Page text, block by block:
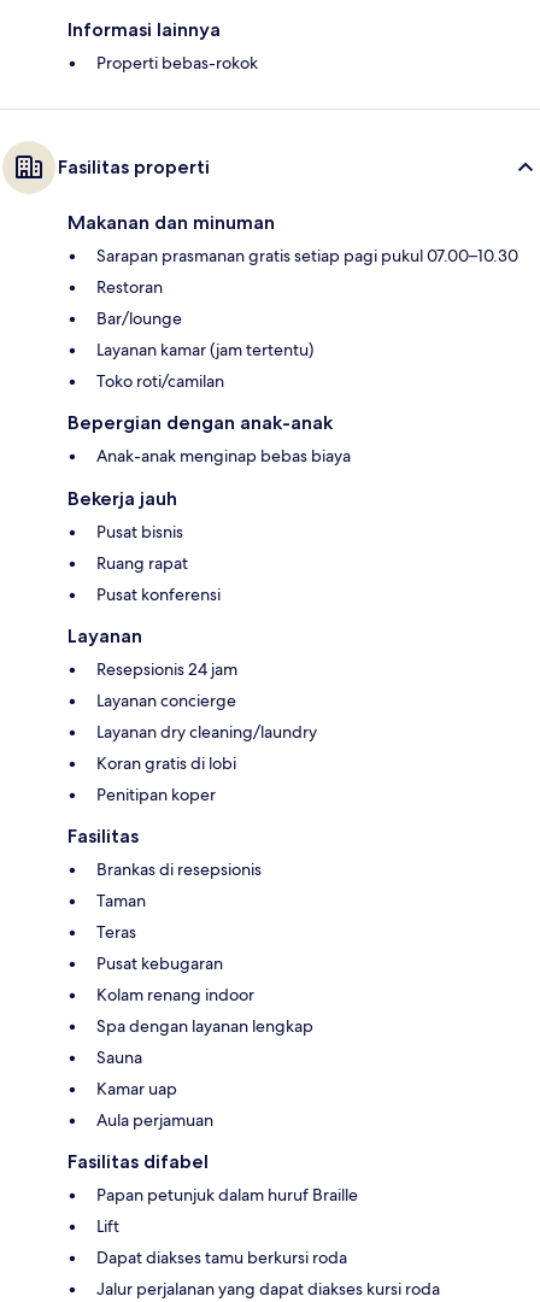
Informasi lainnya
Properti bebas-rokok
Fasilitas properti
Makanan dan minuman
Sarapan prasmanan gratis setiap pagi pukul 07.00–10.30
Restoran
Bar/lounge
Layanan kamar (jam tertentu)
Toko roti/camilan
Bepergian dengan anak-anak
Anak-anak menginap bebas biaya
Bekerja jauh
Pusat bisnis
Ruang rapat
Pusat konferensi
Layanan
Resepsionis 24 jam
Layanan concierge
Layanan dry cleaning/laundry
Koran gratis di lobi
Penitipan koper
Fasilitas
Brankas di resepsionis
Taman
Teras
Pusat kebugaran
Kolam renang indoor
Spa dengan layanan lengkap
Sauna
Kamar uap
Aula perjamuan
Fasilitas difabel
Papan petunjuk dalam huruf Braille
Lift
Dapat diakses tamu berkursi roda
Jalur perjalanan yang dapat diakses kursi roda